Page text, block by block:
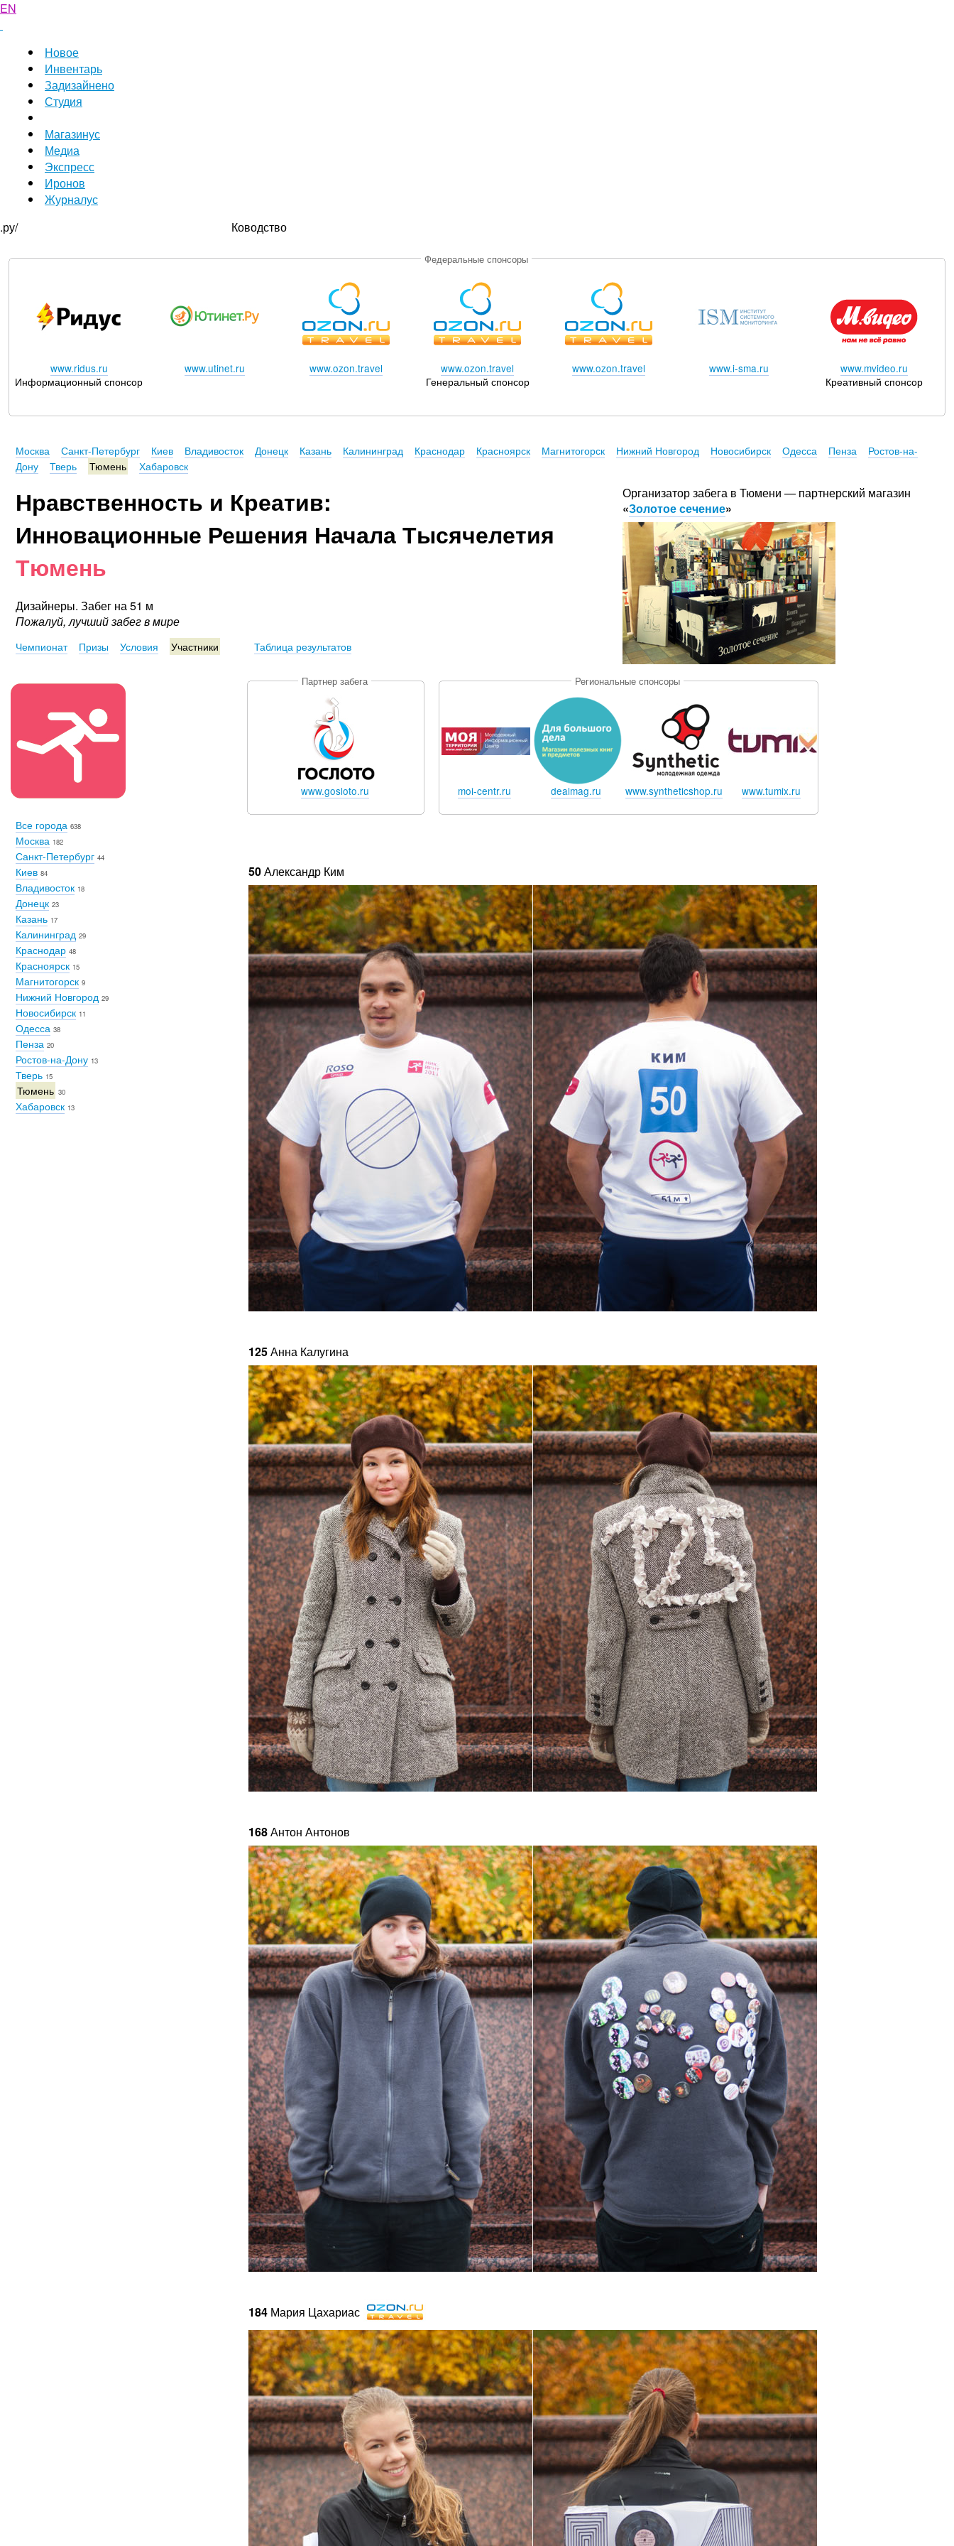
EN
Новое
Инвентарь
Задизайнено
Студия
Магазинус
Медиа
Экспресс
Иронов
Журналус
.ру/
Ководство
Федеральные спонсоры
www.ridus.ru
Информационный спонсор
www.utinet.ru www.ozon.travel
www.ozon.travel
Генеральный спонсор
www.ozon.travel www.i-sma.ru
www.mvideo.ru
Креативный спонсор
Москва Санкт-Петербург Киев Владивосток Донецк Казань Калининград Краснодар Красноярск Магнитогорск Нижний Новгород Новосибирск Одесса Пенза
Ростов-на-
Дону
Тверь Тюмень Хабаровск
Нравственность и Креатив:
Инновационные Решения Начала Тысячелетия
Тюмень
Дизайнеры. Забег на 51 м
Пожалуй, лучший забег в мире
Чемпионат Призы Условия Участники Таблица результатов
Организатор забега в Тюмени — партнерский магазин
«Золотое сечение»
Все города 638
Москва 182
Санкт-Петербург 44
Киев 84
Владивосток 18
Донецк 23
Казань 17
Калининград 29
Краснодар 48
Красноярск 15
Магнитогорск 9
Нижний Новгород 29
Новосибирск 11
Одесса 38
Пенза 20
Ростов-на-Дону 13
Тверь 15
Тюмень 30
Хабаровск 13
Партнер забега
www.gosloto.ru
Региональные спонсоры
moi-centr.ru dealmag.ru www.syntheticshop.ru www.tumix.ru
50Александр Ким
125Анна Калугина
168Антон Антонов
184 Мария Цахариас